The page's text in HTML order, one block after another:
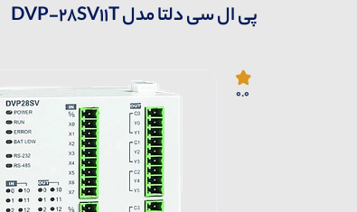
پی ال سی دلتا مدل DVP-28SV11T
0.0